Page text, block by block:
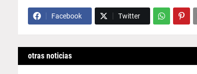
Facebook Twitter
otras noticias